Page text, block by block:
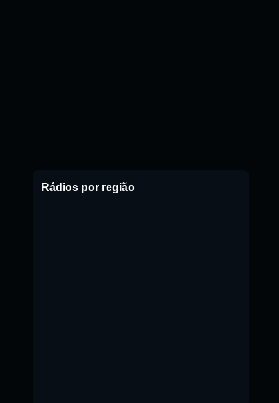
Rádios por região